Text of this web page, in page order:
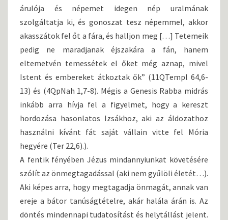
árulója és népemet idegen nép uralmának
szolgáltatja ki, és gonoszat tesz népemmel, akkor
akasszátok fel őt a fára, és halljon meg […] Tetemeik
pedig ne maradjanak éjszakára a fán, hanem
eltemetvén temessétek el őket még aznap, mivel
Istent és embereket átkoztak ők” (11QTempl 64,6-
13) és (4QpNah 1,7-8). Mégis a Genesis Rabba midrás
inkább arra hívja fel a figyelmet, hogy a kereszt
hordozása hasonlatos Izsákhoz, aki az áldozathoz
használni kívánt fát saját vállain vitte fel Mória
hegyére (Ter 22,6).).
A fentik fényében Jézus mindannyiunkat követésére
szólít az önmegtagadással (aki nem gyűlöli életét…).
Aki képes arra, hogy megtagadja önmagát, annak van
ereje a bátor tanúságtételre, akár halála árán is. Az
döntés mindennapi tudatosítást és helytállást jelent.